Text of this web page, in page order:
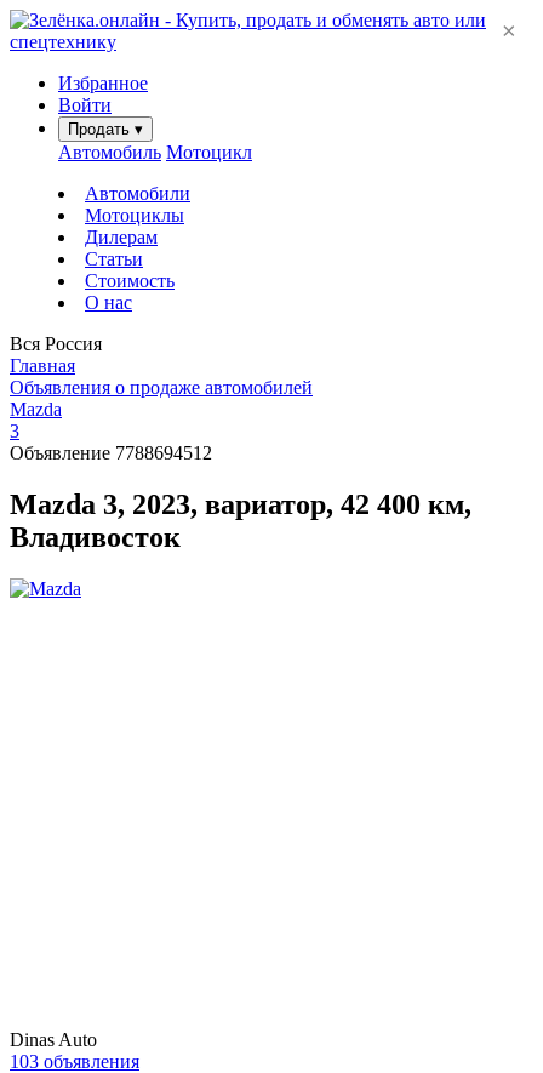
Избранное
Войти
Продать ▾
Автомобиль Мотоцикл
Автомобили
Мотоциклы
Дилерам
Статьи
Стоимость
О нас
Вся Россия
Главная
Объявления о продаже автомобилей
Mazda
3
Объявление 7788694512
Mazda 3, 2023, вариатор, 42 400 км,
Владивосток
Dinas Auto
103 объявления
×